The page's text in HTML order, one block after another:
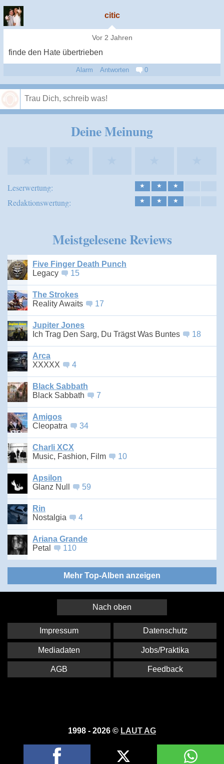
citic
Vor 2 Jahren
finde den Hate übertrieben
Alarm Antworten 0
Deine Meinung
Leserwertung: ★ ★ ★
Redaktionswertung: ★ ★ ★
Meistgelesene Reviews
Five Finger Death Punch
Legacy
15
The Strokes
Reality Awaits
17
Jupiter Jones
Ich Trag Den Sarg, Du Trägst Was Buntes
18
Arca
XXXXX
4
Black Sabbath
Black Sabbath
7
Amigos
Cleopatra
34
Charli XCX
Music, Fashion, Film
10
Apsilon
Glanz Null
59
Rin
Nostalgia
4
Ariana Grande
Petal
110
Mehr Top-Alben anzeigen
Nach oben
1998 - 2026 © LAUT AG
Impressum Datenschutz
Mediadaten Jobs/Praktika
AGB Feedback